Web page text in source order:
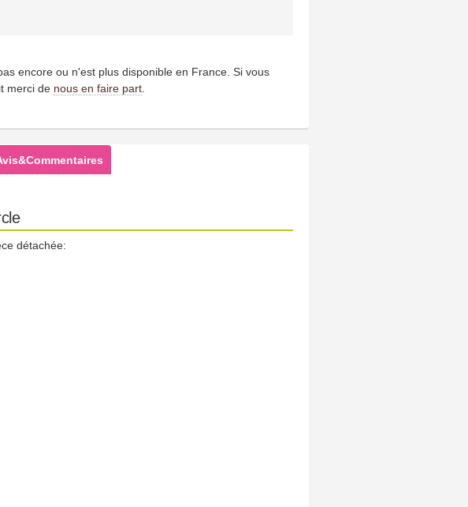
encore ou n'est plus disponible en France. Si vous
merci de nous en faire part
détachée: